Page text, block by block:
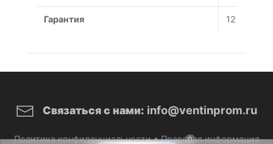
0
Гарантия 12
Связаться с нами: info@ventinprom.ru
Политика конфиденциальности•Правовая информация